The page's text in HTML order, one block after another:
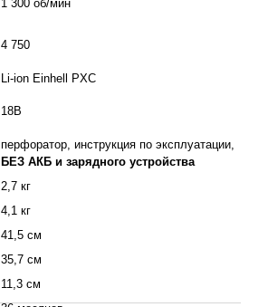
1 300 об/мин
4 750
Li-ion Einhell PXC
18В
перфоратор, инструкция по эксплуатации,
БЕЗ АКБ и зарядного устройства
2,7 кг
4,1 кг
41,5 см
35,7 см
11,3 см